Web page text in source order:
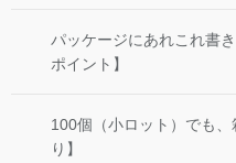
パッケージにあれこれ書
ポイント】
100個（小ロット）でも
り】